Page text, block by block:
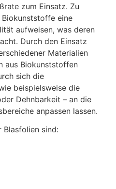
zum Einsatz. Zu
eine
aufweisen, was deren
Durch den Einsatz
Materialien
aus Biokunststoffen
sich die
beispielsweise die
Dehnbarkeit – an die
anpassen lassen.
Blasfolien sind: